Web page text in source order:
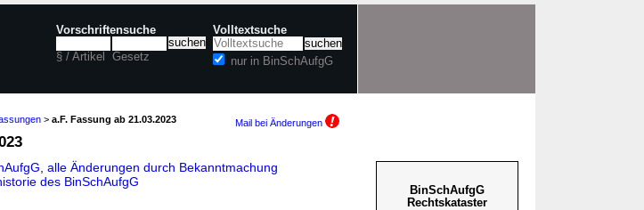
Vorschriftensuche
§ / Artikel Gesetz
Volltextsuche
nur in BinSchAufgG
> a.F. Fassung ab 21.03.2023 Mail bei Änderungen
alle Änderungen durch Bekanntmachung
des BinSchAufgG
BinSchAufgG
Rechtskataster